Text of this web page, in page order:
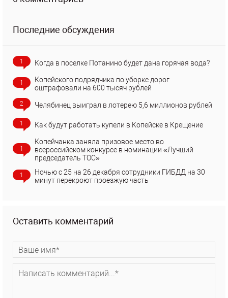
Последние обсуждения
1 Когда в поселке Потанино будет дана горячая вода?
1
Копейского подрядчика по уборке дорог
оштрафовали на 600 тысяч рублей
2 Челябинец выиграл в лотерею 5,6 миллионов рублей
1 Как будут работать купели в Копейске в Крещение
1
Копейчанка заняла призовое место во
всероссийском конкурсе в номинации «Лучший
председатель ТОС»
1
Ночью с 25 на 26 декабря сотрудники ГИБДД на 30
минут перекроют проезжую часть
Оставить комментарий